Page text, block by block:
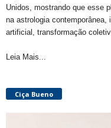
Unidos, mostrando que esse
na astrologia
artificial, transformação
Leia Mais...
Ciça Bueno